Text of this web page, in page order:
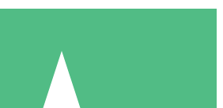
Créditos Individuais